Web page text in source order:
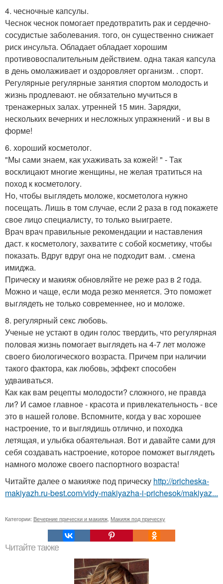
4. чесночные капсулы.
Чеснок чеснок помогает предотвратить рак и сердечно-
сосудистые заболевания. того, он существенно снижает
риск инсульта. Обладает обладает хорошим
противовоспалительным действием. одна такая капсула
в день омолаживает и оздоровляет организм. . спорт.
Регулярные регулярные занятия спортом молодость и
жизнь продлевают. не обязательно мучиться в
тренажерных залах. утренней 15 мин. Зарядки,
нескольких вечерних и несложных упражнений - и вы в
форме!
6. хороший косметолог.
"Мы сами знаем, как ухаживать за кожей! " - Так
восклицают многие женщины, не желая тратиться на
поход к косметологу.
Но, чтобы выглядеть моложе, косметолога нужно
посещать. Лишь в том случае, если 2 раза в год покажете
свое лицо специалисту, то только выиграете.
Врач врач правильные рекомендации и наставления
даст. к косметологу, захватите с собой косметику, чтобы
показать. Вдруг вдруг она не подходит вам. . смена
имиджа.
Прическу и макияж обновляйте не реже раз в 2 года.
Можно и чаще, если мода резко меняется. Это поможет
выглядеть не только современнее, но и моложе.
8. регулярный секс любовь.
Ученые не устают в один голос твердить, что регулярная
половая жизнь помогает выглядеть на 4-7 лет моложе
своего биологического возраста. Причем при наличии
такого фактора, как любовь, эффект способен
удваиваться.
Как как вам рецепты молодости? сложного, не правда
ли? И самое главное - красота и привлекательность - все
это в нашей голове. Вспомните, когда у вас хорошее
настроение, то и выглядишь отлично, и походка
летящая, и улыбка обаятельная. Вот и давайте сами для
себя создавать настроение, которое поможет выглядеть
намного моложе своего паспортного возраста!
Читайте далее о макияже под прическу http://pricheska-
makiyazh.ru-best.com/vidy-makiyazha-i-prichesok/makiyaz...
Категории: Вечерние прически и макияж Макияж под прическу
Читайте также